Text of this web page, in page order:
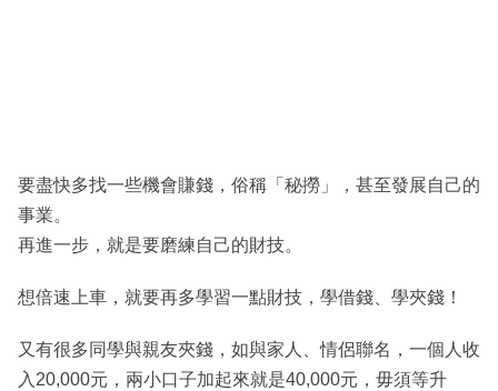
要盡快多找一些機會賺錢，俗稱「秘撈」，甚至發展自己的
事業。
再進一步，就是要磨練自己的財技。
想倍速上車，就要再多學習一點財技，學借錢、學夾錢！
又有很多同學與親友夾錢，如與家人、情侶聯名，一個人收
入20,000元，兩小口子加起來就是40,000元，毋須等升